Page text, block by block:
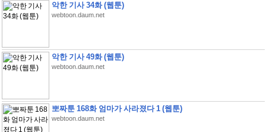
악한 기사 34화 (웹툰)
webtoon.daum.net
악한 기사 49화 (웹툰)
webtoon.daum.net
뽀짜툰 168화 엄마가 사라졌다 1 (웹툰)
webtoon.daum.net